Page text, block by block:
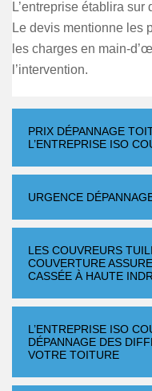
L’entreprise établira
Le devis mentionne les
les charges en main-
l’intervention.
PRIX DÉPANNAGE
L’ENTREPRISE ISO
URGENCE
LES COUVREURS
COUVERTURE
CASSÉE À HAUTE
L’ENTREPRISE ISO
DÉPANNAGE DES
VOTRE TOITURE